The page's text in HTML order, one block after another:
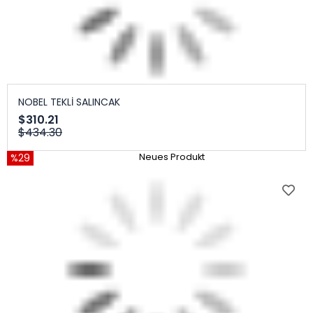
NOBEL TEKLİ SALINCAK
$310.21
$434.30
%29 Neues Produkt